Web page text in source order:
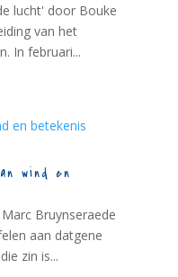
lucht' door Bouke
van het
In februari...
wind en
Bruynseraede
aan datgene
zin is...